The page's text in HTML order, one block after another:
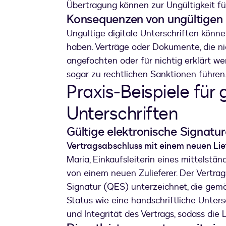
Übertragung können zur Ungültigkeit
Konsequenzen von
Ungültige digitale Unterschriften
haben. Verträge oder Dokumente, die
angefochten oder für nichtig erklärt
sogar zu rechtlichen Sanktionen
Praxis-Beispiele für
Unterschriften
Gültige elektronische
Vertragsabschluss mit einem neuen
Maria, Einkaufsleiterin eines
von einem neuen Zulieferer. Der
Signatur (QES) unterzeichnet, die
Status wie eine handschriftliche
und Integrität des Vertrags, sodass